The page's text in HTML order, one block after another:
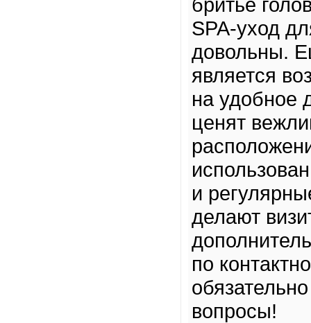
SPA-уход
довольны.
является
на удобное
ценят
и
делают
по
вопросы!